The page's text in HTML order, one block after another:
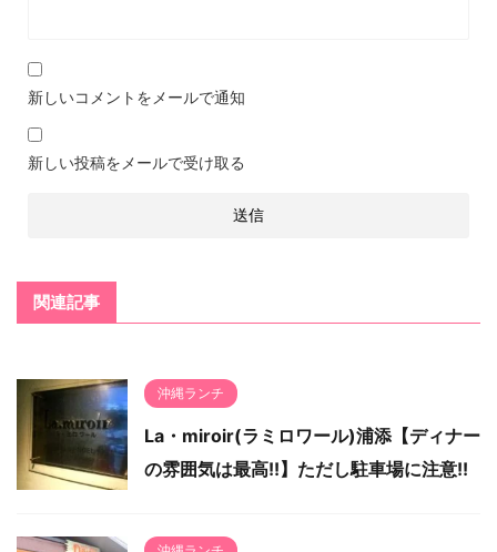
新しいコメントをメールで通知
新しい投稿をメールで受け取る
関連記事
沖縄ランチ
La・miroir(ラミロワール)浦添【ディナー
の雰囲気は最高!!】ただし駐車場に注意!!